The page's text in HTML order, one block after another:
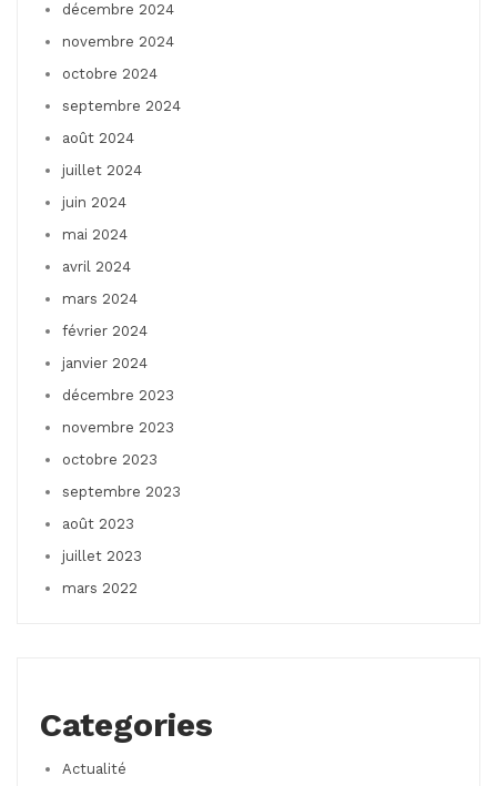
décembre 2024
novembre 2024
octobre 2024
septembre 2024
août 2024
juillet 2024
juin 2024
mai 2024
avril 2024
mars 2024
février 2024
janvier 2024
décembre 2023
novembre 2023
octobre 2023
septembre 2023
août 2023
juillet 2023
mars 2022
Categories
Actualité